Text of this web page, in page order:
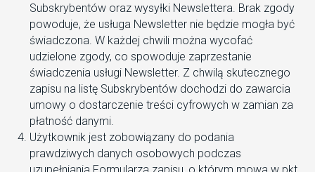
Subskrybentów oraz wysyłki Newslettera. Brak zgody
powoduje, że usługa Newsletter nie będzie mogła być
świadczona. W każdej chwili można wycofać
udzielone zgody, co spowoduje zaprzestanie
świadczenia usługi Newsletter. Z chwilą skutecznego
zapisu na listę Subskrybentów dochodzi do zawarcia
umowy o dostarczenie treści cyfrowych w zamian za
płatność danymi.
Użytkownik jest zobowiązany do podania
prawdziwych danych osobowych podczas